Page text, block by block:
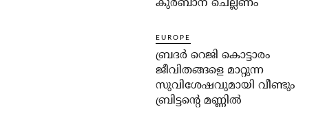
കുർബാന ചെല്ലണം
EUROPE
ബ്രദർ റെജി കൊട്ടാരം
ജീവിതങ്ങളെ മാറ്റുന്ന
സുവിശേഷവുമായി വീണ്ടും
ബ്രിട്ടന്റെ മണ്ണിൽ